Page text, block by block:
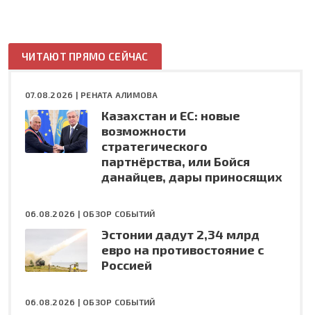
ЧИТАЮТ ПРЯМО СЕЙЧАС
07.08.2026 | РЕНАТА АЛИМОВА
Казахстан и ЕС: новые
возможности
стратегического
партнёрства, или Бойся
данайцев, дары приносящих
06.08.2026 | ОБЗОР СОБЫТИЙ
Эстонии дадут 2,34 млрд
евро на противостояние с
Россией
06.08.2026 | ОБЗОР СОБЫТИЙ